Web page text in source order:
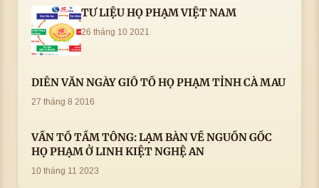
TƯ LIỆU HỌ PHẠM VIỆT NAM
26 tháng 10 2021
DIỄN VĂN NGÀY GIỖ TỔ HỌ PHẠM TỈNH CÀ MAU
27 tháng 8 2016
VẤN TỔ TẦM TÔNG: LẠM BÀN VỀ NGUỒN GỐC
HỌ PHẠM Ở LINH KIỆT NGHỆ AN
10 tháng 11 2023